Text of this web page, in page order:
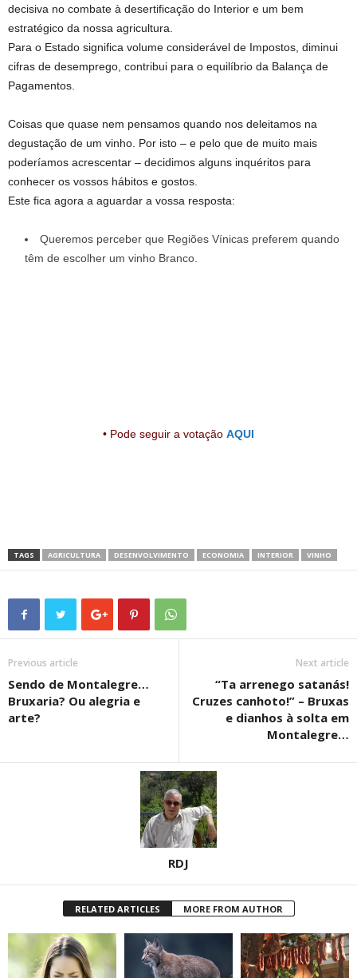
decisiva no combate à desertificação do Interior e um bem
estratégico da nossa agricultura.
Para o Estado significa volume considerável de Impostos, diminui
cifras de desemprego, contribui para o equilíbrio da Balança de
Pagamentos.
Coisas que quase nem pensamos quando nos deleitamos na
degustação de um vinho. Por isto – e pelo que de muito mais
poderíamos acrescentar – decidimos alguns inquéritos para
conhecer os vossos hábitos e gostos.
Este fica agora a aguardar a vossa resposta:
Queremos perceber que Regiões Vínicas preferem quando
têm de escolher um vinho Branco.
• Pode seguir a votação AQUI
TAGS AGRICULTURA DESENVOLVIMENTO ECONOMIA INTERIOR VINHO
Previous article
Sendo de Montalegre…
Bruxaria? Ou alegria e
arte?
Next article
“Ta arrenego satanás!
Cruzes canhoto!” – Bruxas
e dianhos à solta em
Montalegre…
RDJ
RELATED ARTICLES MORE FROM AUTHOR